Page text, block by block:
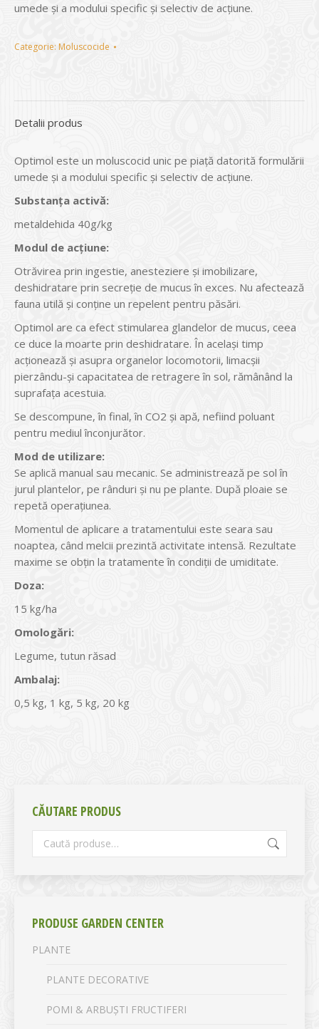
umede și a modului specific și selectiv de acțiune.
Categorie: Moluscocide
Detalii produs
Optimol este un moluscocid unic pe piață datorită formulării
umede și a modului specific și selectiv de acțiune.
Substanța activă:
metaldehida 40g/kg
Modul de acțiune:
Otrăvirea prin ingestie, anesteziere și imobilizare,
deshidratare prin secreție de mucus în exces. Nu afectează
fauna utilă și conține un repelent pentru păsări.
Optimol are ca efect stimularea glandelor de mucus, ceea
ce duce la moarte prin deshidratare. În același timp
acționează și asupra organelor locomotorii, limacșii
pierzându-și capacitatea de retragere în sol, rămânând la
suprafața acestuia.
Se descompune, în final, în CO2 și apă, nefiind poluant
pentru mediul înconjurător.
Mod de utilizare:
Se aplică manual sau mecanic. Se administrează pe sol în
jurul plantelor, pe rânduri și nu pe plante. După ploaie se
repetă operațiunea.
Momentul de aplicare a tratamentului este seara sau
noaptea, când melcii prezintă activitate intensă. Rezultate
maxime se obțin la tratamente în condiții de umiditate.
Doza:
15 kg/ha
Omologări:
Legume, tutun răsad
Ambalaj:
0,5 kg, 1 kg, 5 kg, 20 kg
CĂUTARE PRODUS
PRODUSE GARDEN CENTER
PLANTE
PLANTE DECORATIVE
POMI & ARBUȘTI FRUCTIFERI